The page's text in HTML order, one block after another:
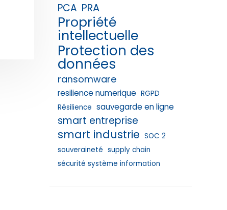
PCA PRA
Propriété
intellectuelle
Protection des
données
ransomware
resilience numerique RGPD
Résilience sauvegarde en ligne
smart entreprise
smart industrie SOC 2
souveraineté supply chain
sécurité système information